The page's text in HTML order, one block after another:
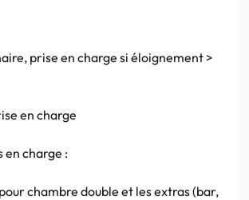
prise en charge si éloignement >
en charge
en charge :
chambre double et les extras (bar,